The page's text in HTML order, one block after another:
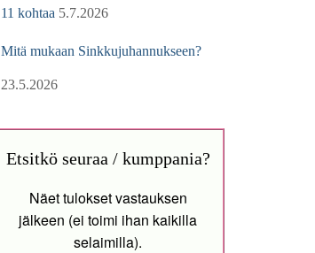
11 kohtaa 5.7.2026
Mitä mukaan Sinkkujuhannukseen?
23.5.2026
Etsitkö seuraa / kumppania?
Näet tulokset vastauksen
jälkeen (ei toimi ihan kaikilla
selaimilla).